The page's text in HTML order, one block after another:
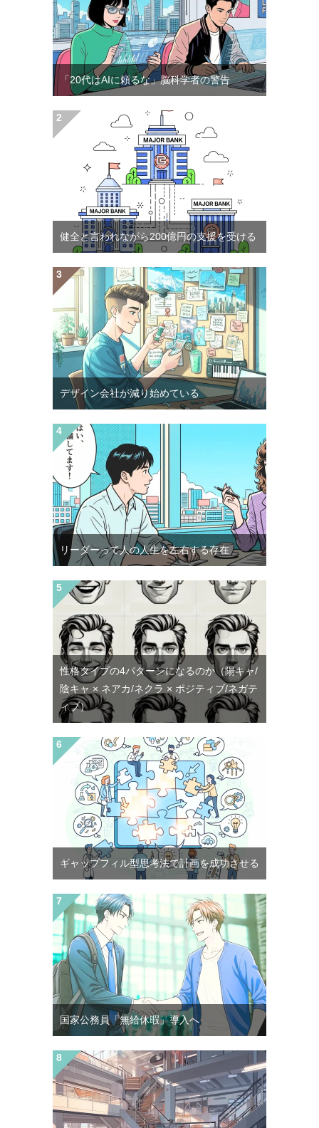
「20代はAIに頼るな」脳科学者の警告
健全と言われながら200億円の支援を受ける
デザイン会社が減り始めている
リーダーって人の人生を左右する存在
性格タイプの4パターンになるのか（陽キャ/
陰キャ × ネアカ/ネクラ × ポジティブ/ネガテ
ィブ）
ギャップフィル型思考法で計画を成功させる
国家公務員「無給休暇」導入へ